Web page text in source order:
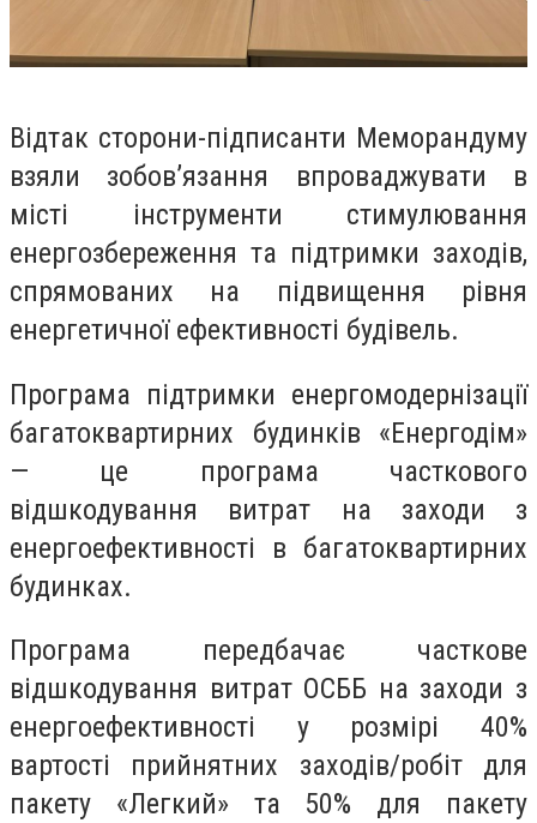
Відтак сторони-підписанти Меморандуму
взяли зобов’язання впроваджувати в
місті інструменти стимулювання
енергозбереження та підтримки заходів,
спрямованих на підвищення рівня
енергетичної ефективності будівель.
Програма підтримки енергомодернізації
багатоквартирних будинків «Енергодім»
— це програма часткового
відшкодування витрат на заходи з
енергоефективності в багатоквартирних
будинках.
Програма передбачає часткове
відшкодування витрат ОСББ на заходи з
енергоефективності у розмірі 40%
вартості прийнятних заходів/робіт для
пакету «Легкий» та 50% для пакету